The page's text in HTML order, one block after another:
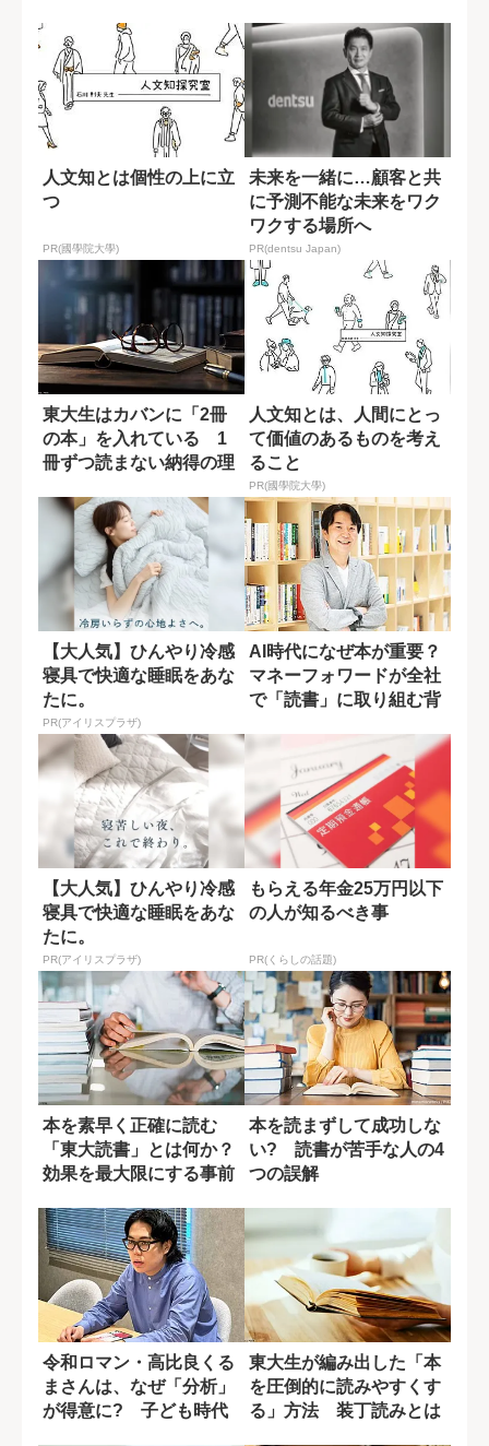
人文知とは個性の上に立
つ
PR(國學院大學)
未来を一緒に…顧客と共
に予測不能な未来をワク
ワクする場所へ
PR(dentsu Japan)
東大生はカバンに「2冊
の本」を入れている 1
冊ずつ読まない納得の理
人文知とは、人間にとっ
て価値のあるものを考え
ること
PR(國學院大學)
【大人気】ひんやり冷感
寝具で快適な睡眠をあな
たに。
PR(アイリスプラザ)
AI時代になぜ本が重要？
マネーフォワードが全社
で「読書」に取り組む背
【大人気】ひんやり冷感
寝具で快適な睡眠をあな
たに。
PR(アイリスプラザ)
もらえる年金25万円以下
の人が知るべき事
PR(くらしの話題)
本を素早く正確に読む
「東大読書」とは何か？
効果を最大限にする事前
本を読まずして成功しな
い? 読書が苦手な人の4
つの誤解
令和ロマン・高比良くる
まさんは、なぜ「分析」
が得意に? 子ども時代
東大生が編み出した「本
を圧倒的に読みやすくす
る」方法 装丁読みとは